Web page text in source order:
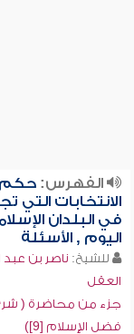
الفهرس:حكم
الانتخابات التي
في البلدان
اليوم , الأسئلة
للشيخ: ناصر بن عبد
العقل
جزء من محاضرة (
فضل الإسلام [9])